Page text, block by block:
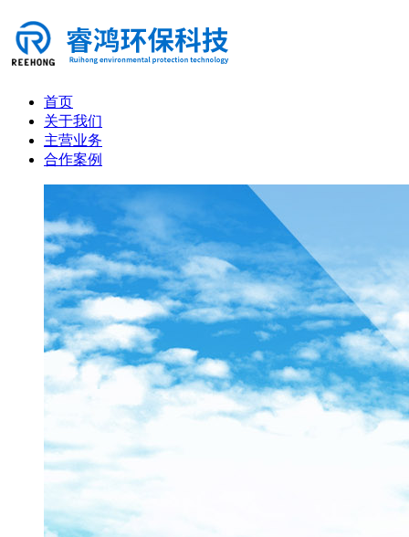
首页
关于我们
主营业务
合作案例